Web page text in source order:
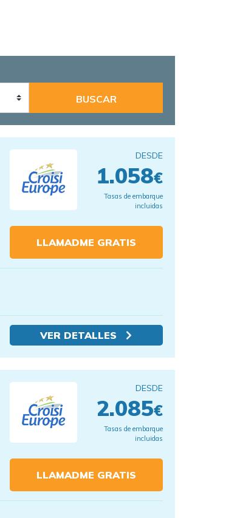
DESDE
1.058€
Tasas de embarque
incluidas
LLAMADME GRATIS
VER DETALLES
DESDE
2.085€
Tasas de embarque
incluidas
LLAMADME GRATIS